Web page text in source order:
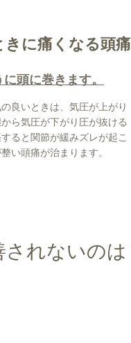
に痛くなる頭
頭に巻きます。
良いときは、気圧が上がり
ら気圧が下がり圧が抜ける
ると関節が緩みズレが起こ
い頭痛が治まります。
れないのは